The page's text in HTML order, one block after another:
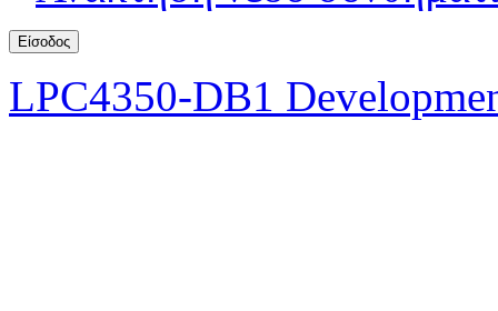
LPC4350-DB1